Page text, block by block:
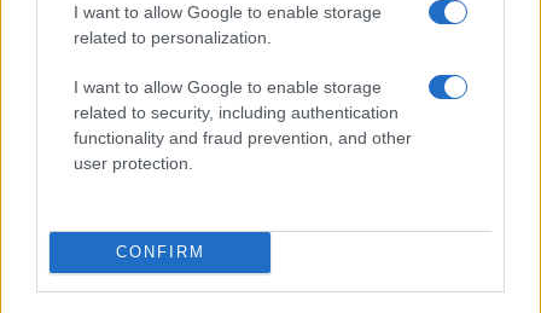
I want to allow Google to enable storage
related to personalization.
I want to allow Google to enable storage
related to security, including authentication
functionality and fraud prevention, and other
user protection.
CONFIRM
sull’evento nerd di Perugia
Andrea Conforti · 6 Ago 2026
NERD NEWS